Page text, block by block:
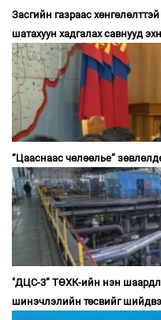
Засгийн газраас
шатахуун хадгалах савнууд
“Цааснаас чөлөөлье”
"ДЦС-3” ТӨХК-ийн нэн
шинэчлэлийн төсвийг